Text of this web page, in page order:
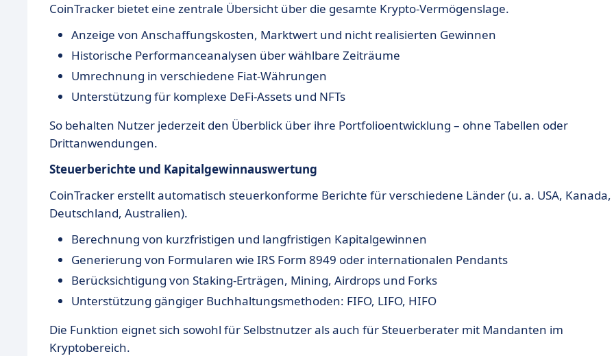
CoinTracker bietet eine zentrale Übersicht über die gesamte Krypto-Vermögenslage.
Anzeige von Anschaffungskosten, Marktwert und nicht realisierten Gewinnen
Historische Performanceanalysen über wählbare Zeiträume
Umrechnung in verschiedene Fiat-Währungen
Unterstützung für komplexe DeFi-Assets und NFTs
So behalten Nutzer jederzeit den Überblick über ihre Portfolioentwicklung – ohne Tabellen oder
Drittanwendungen.
Steuerberichte und Kapitalgewinnauswertung
CoinTracker erstellt automatisch steuerkonforme Berichte für verschiedene Länder (u. a. USA, Kanada,
Deutschland, Australien).
Berechnung von kurzfristigen und langfristigen Kapitalgewinnen
Generierung von Formularen wie IRS Form 8949 oder internationalen Pendants
Berücksichtigung von Staking-Erträgen, Mining, Airdrops und Forks
Unterstützung gängiger Buchhaltungs­methoden: FIFO, LIFO, HIFO
Die Funktion eignet sich sowohl für Selbstnutzer als auch für Steuerberater mit Mandanten im
Kryptobereich.